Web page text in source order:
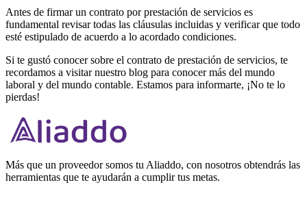
Antes de firmar un contrato por prestación de servicios es
fundamental revisar todas las cláusulas incluidas y verificar que todo
esté estipulado de acuerdo a lo acordado condiciones.
Si te gustó conocer sobre el contrato de prestación de servicios, te
recordamos a visitar nuestro blog para conocer más del mundo
laboral y del mundo contable. Estamos para informarte, ¡No te lo
pierdas!
Más que un proveedor somos tu Aliaddo, con nosotros obtendrás las
herramientas que te ayudarán a cumplir tus metas.